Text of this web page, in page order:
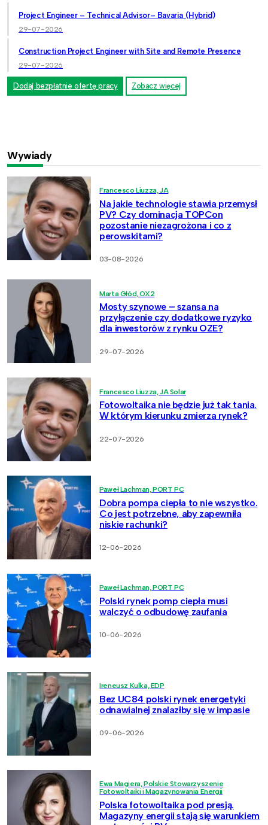
Project Engineer – Technical Advisor– Bavaria (Hybrid)
29-07-2026
Construction Project Engineer with Site and Remote Presence
29-07-2026
Dodaj bezpłatnie ofertę pracy Zobacz więcej
Wywiady
Francesco Liuzza, JA
Na jakie technologie stawia przemysł
PV? Czy dominacja TOPCon
pozostanie niezagrożona i co z
perowskitami?
03-08-2026
Marta Głód, OX2
Mosty szynowe – szansa na
przyłączenie czy dodatkowe ryzyko
dla inwestorów z rynku OZE?
29-07-2026
Francesco Liuzza, JA Solar
Fotowoltaika nie będzie już tak tania.
W którym kierunku zmierza rynek?
22-07-2026
Paweł Lachman, PORT PC
Dobra pompa ciepła to nie wszystko.
Co jest potrzebne, aby zapewniła
niskie rachunki?
12-06-2026
Paweł Lachman, PORT PC
Polski rynek pomp ciepła musi
walczyć o odbudowę zaufania
10-06-2026
Ireneusz Kulka, EDP
Bez UC84 polski rynek energetyki
odnawialnej znalazłby się w impasie
09-06-2026
Ewa Magiera, Polskie Stowarzyszenie
Fotowoltaiki i Magazynowania Energii
Polska fotowoltaika pod presją.
Magazyny energii stają się warunkiem